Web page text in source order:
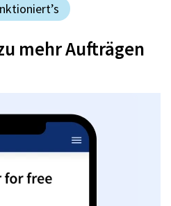
mehr Aufträgen